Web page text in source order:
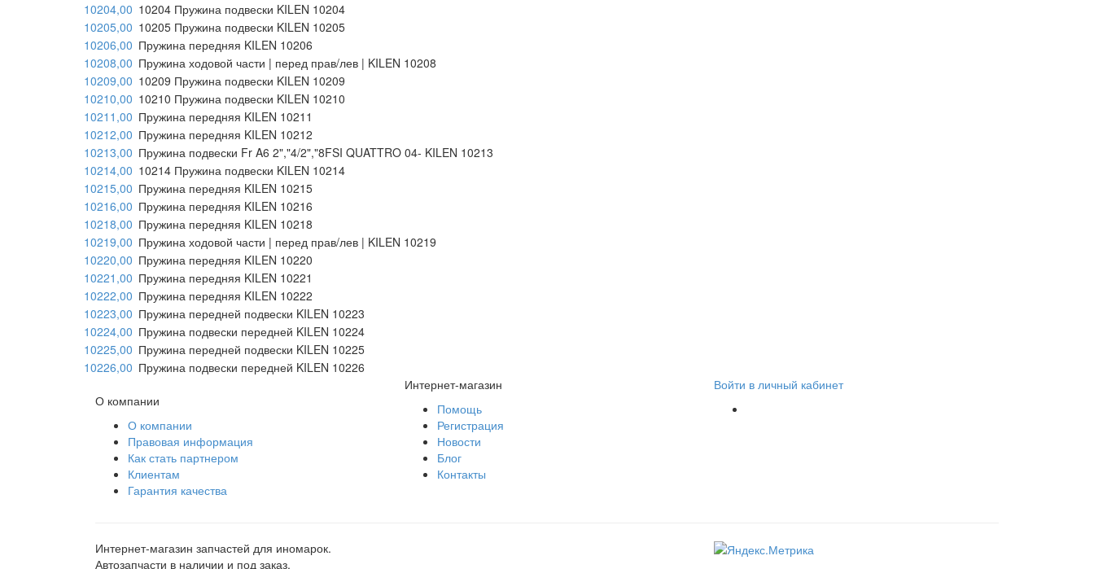
10204,00 10204 Пружина подвески KILEN 10204
10205,00 10205 Пружина подвески KILEN 10205
10206,00 Пружина передняя KILEN 10206
10208,00 Пружина ходовой части | перед прав/лев | KILEN 10208
10209,00 10209 Пружина подвески KILEN 10209
10210,00 10210 Пружина подвески KILEN 10210
10211,00 Пружина передняя KILEN 10211
10212,00 Пружина передняя KILEN 10212
10213,00 Пружина подвески Fr A6 2","4/2","8FSI QUATTRO 04- KILEN 10213
10214,00 10214 Пружина подвески KILEN 10214
10215,00 Пружина передняя KILEN 10215
10216,00 Пружина передняя KILEN 10216
10218,00 Пружина передняя KILEN 10218
10219,00 Пружина ходовой части | перед прав/лев | KILEN 10219
10220,00 Пружина передняя KILEN 10220
10221,00 Пружина передняя KILEN 10221
10222,00 Пружина передняя KILEN 10222
10223,00 Пружина передней подвески KILEN 10223
10224,00 Пружина подвески передней KILEN 10224
10225,00 Пружина передней подвески KILEN 10225
10226,00 Пружина подвески передней KILEN 10226
О компании
О компании
Правовая информация
Как стать партнером
Клиентам
Гарантия качества
Интернет-магазин
Помощь
Регистрация
Новости
Блог
Контакты
Войти в личный кабинет
Интернет-магазин запчастей для иномарок.
Автозапчасти в наличии и под заказ.